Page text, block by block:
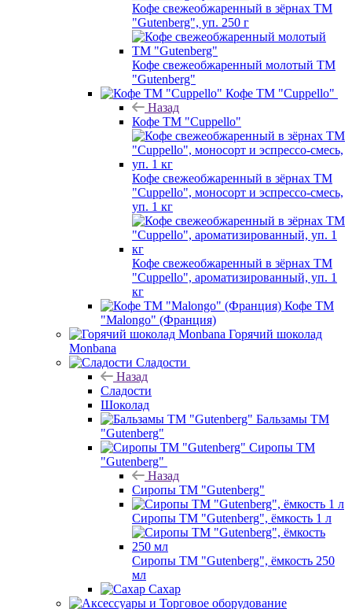
Кофе свежеобжаренный в зёрнах ТМ
"Gutenberg", уп. 250 г
Кофе свежеобжаренный молотый ТМ
"Gutenberg"
Кофе ТМ "Cuppello"
Назад
Кофе ТМ "Cuppello"
Кофе свежеобжаренный в зёрнах ТМ
"Cuppello", моносорт и эспрессо-смесь,
уп. 1 кг
Кофе свежеобжаренный в зёрнах ТМ
"Cuppello", ароматизированный, уп. 1
кг
Кофе ТМ
"Malongo" (Франция)
Горячий шоколад
Monbana
Сладости
Назад
Сладости
Шоколад
Бальзамы ТМ
"Gutenberg"
Сиропы ТМ
"Gutenberg"
Назад
Сиропы ТМ "Gutenberg"
Сиропы ТМ "Gutenberg", ёмкость 1 л
Сиропы ТМ "Gutenberg", ёмкость 250
мл
Сахар